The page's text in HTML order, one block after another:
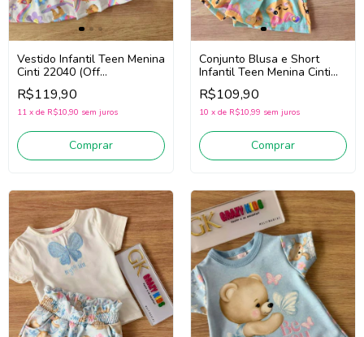
Vestido Infantil Teen Menina
Cinti 22040 (Off
White/Rosa)
R$119,90
11 x de R$10,90 sem juros
Comprar
Conjunto Blusa e Short
Infantil Teen Menina Cinti
22228 (Verde)
R$109,90
10 x de R$10,99 sem juros
Comprar